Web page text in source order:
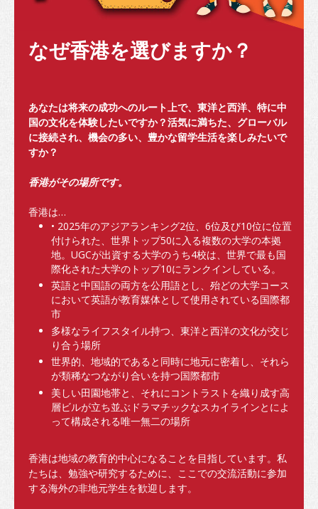
“国際の教育ハブとして香港のステータスを発展させる”というポ
香港教育機関向けカレンダー
勉強の経路
留学する
入学要件
香港での生活
宿泊施設
サポートサービス
ノンローカル学生（留学生）の扶養家族の入国
健康と安全
保険
金銭問題
なぜ香港を選びますか？
あなたは将来の成功へのルート上で、東洋と西洋、特に中
国の文化を体験したいですか？活気に満ちた、グローバル
に接続され、機会の多い、豊かな留学生活を楽しみたいで
すか？
香港がその場所です。
香港は…
• 2025年のアジアランキング2位、6位及び10位に位置
付けられた、世界トップ50に入る複数の大学の本拠
地。UGCが出資する大学のうち4校は、世界で最も国
際化された大学のトップ10にランクインしている。
英語と中国語の両方を公用語とし、殆どの大学コース
において英語が教育媒体として使用されている国際都
市
多様なライフスタイル持つ、東洋と西洋の文化が交じ
り合う場所
世界的、地域的であると同時に地元に密着し、それら
が類稀なつながり合いを持つ国際都市
美しい田園地帯と、それにコントラストを織り成す高
層ビルが立ち並ぶドラマチックなスカイラインとによ
って構成される唯一無二の場所
香港は地域の教育的中心になることを目指しています。私
たちは、勉強や研究するために、ここでの交流活動に参加
する海外の非地元学生を歓迎します。